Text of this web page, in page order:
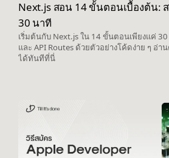
Next.js สอน 14 ขั้นตอนเบื้องต้น:
30 นาที
เริ่มต้นกับ Next.js ใน 14 ขั้นตอนเพียงแค่ 30
และ API Routes ด้วยตัวอย่างโค้ดง่าย ๆ อ่า
ได้ทันทีที่นี่